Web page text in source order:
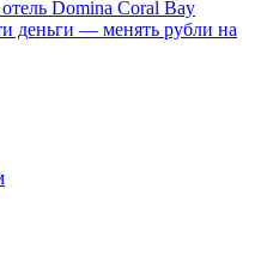
Domina Coral Bay
деньги — менять рубли на